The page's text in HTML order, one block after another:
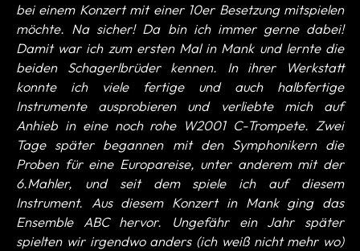
bei einem Konzert mit einer 10er Besetzung mitspielen
möchte. Na sicher! Da bin ich immer gerne dabei!
Damit war ich zum ersten Mal in Mank und lernte die
beiden Schagerlbrüder kennen. In ihrer Werkstatt
konnte ich viele fertige und auch halbfertige
Instrumente ausprobieren und verliebte mich auf
Anhieb in eine noch rohe W2001 C-Trompete. Zwei
Tage später begannen mit den Symphonikern die
Proben für eine Europareise, unter anderem mit der
6.Mahler, und seit dem spiele ich auf diesem
Instrument. Aus diesem Konzert in Mank ging das
Ensemble ABC hervor. Ungefähr ein Jahr später
spielten wir irgendwo anders (ich weiß nicht mehr wo)